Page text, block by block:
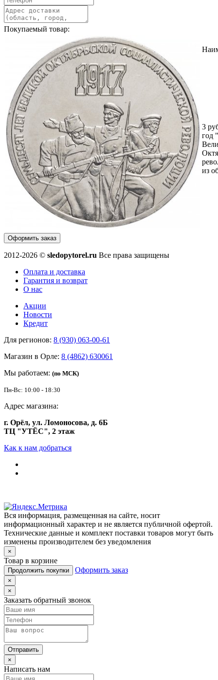
Покупаемый товар:
3
год
из
Оформить заказ
2012-2026 © sledopytorel.ru Все права защищены
Оплата и доставка
Гарантия и возврат
О нас
Акции
Новости
Кредит
Для регионов: 8 (930) 063-00-61
Магазин в Орле: 8 (4862) 630061
Мы работаем: (по МСК)
Пн-Вс: 10:00 - 18:30
Адрес магазина:
г. Орёл, ул. Ломоносова, д. 6Б
ТЦ "УТЁС", 2 этаж
Как к нам добраться
Вся информация, размещенная на сайте, носит
информационный характер и не является публичной офертой.
Технические данные и комплект поставки товаров могут быть
изменены производителем без уведомления
×
Товар в корзине
Продолжить покупки Оформить заказ
×
×
Заказать обратный звонок
Отправить
×
Написать нам